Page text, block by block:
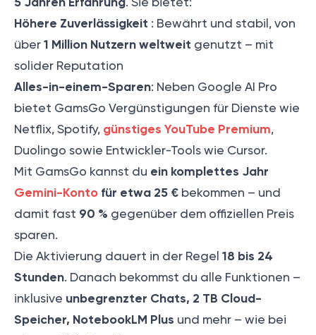
Höhere Zuverlässigkeit : Bewährt und stabil, von
über 1 Million Nutzern weltweit genutzt – mit
solider Reputation
Alles-in-einem-Sparen: Neben Google AI Pro
bietet GamsGo Vergünstigungen für Dienste wie
Netflix, Spotify, günstiges YouTube Premium,
Duolingo sowie Entwickler-Tools wie Cursor.
Mit GamsGo kannst du ein komplettes Jahr
Gemini-Konto für etwa 25 € bekommen – und
damit fast 90 % gegenüber dem offiziellen Preis
sparen.
Die Aktivierung dauert in der Regel 18 bis 24
Stunden. Danach bekommst du alle Funktionen –
inklusive unbegrenzter Chats, 2 TB Cloud-
Speicher, NotebookLM Plus und mehr – wie bei